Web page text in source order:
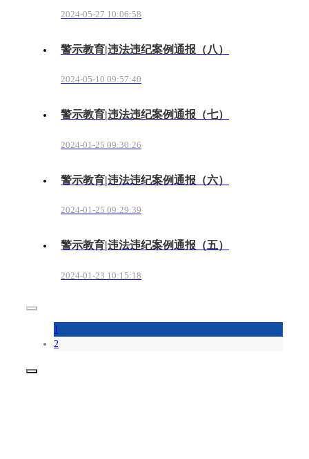
2024-05-27 10:06:58
警示教育|违法违纪案例通报（八）
2024-05-10 09:57:40
警示教育|违法违纪案例通报（七）
2024-01-25 09:30:26
警示教育|违法违纪案例通报（六）
2024-01-25 09:29:39
警示教育|违法违纪案例通报（五）
2024-01-23 10:15:18
1
2